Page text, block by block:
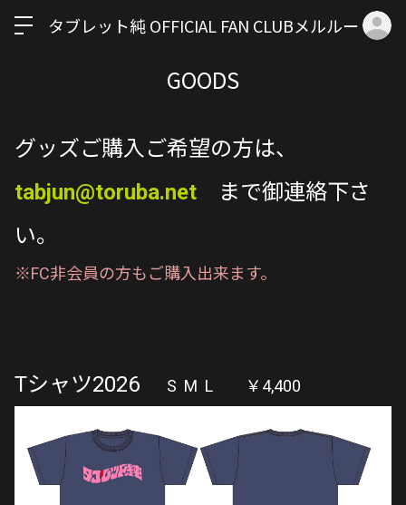
タブレット純 OFFICIAL FAN CLUBメルルーサ
GOODS
グッズご購入ご希望の方は、
tabjun@toruba.net まで御連絡下さ
い。
※FC非会員の方もご購入出来ます。
Tシャツ2026 S M L ￥4,400